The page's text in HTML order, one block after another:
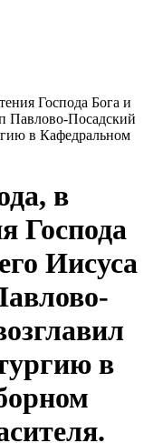
Господа Бога и
Павлово-Посадский
в Кафедральном
в
Господа
Иисуса
в